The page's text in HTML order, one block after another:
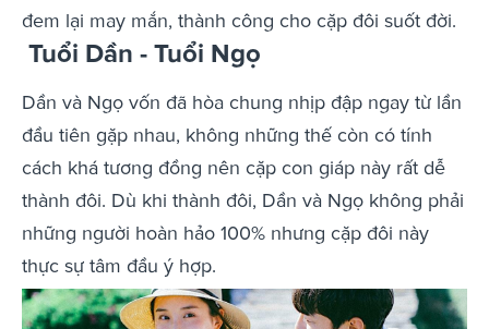
đem lại may mắn, thành công cho cặp đôi suốt đời.
Tuổi Dần - Tuổi Ngọ
Dần và Ngọ vốn đã hòa chung nhịp đập ngay từ lần
đầu tiên gặp nhau, không những thế còn có tính
cách khá tương đồng nên cặp con giáp này rất dễ
thành đôi. Dù khi thành đôi, Dần và Ngọ không phải
những người hoàn hảo 100% nhưng cặp đôi này
thực sự tâm đầu ý hợp.